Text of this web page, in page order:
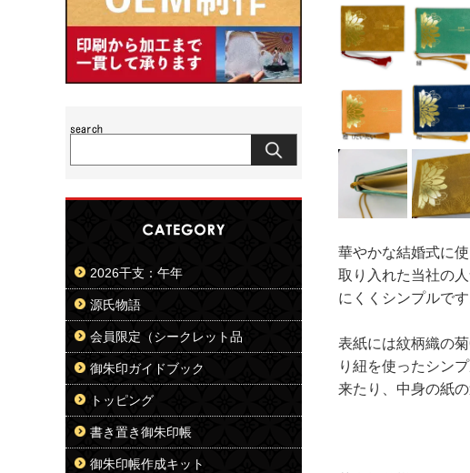
華やかな結婚式に
取り入れた当社の
にくくシンプルです
表紙には紋柄織の
り紐を使ったシン
来たり、中身の紙
2026干支：午年
源氏物語
会員限定（シークレット品
御朱印ガイドブック
トッピング
書き置き御朱印帳
御朱印帳作成キット